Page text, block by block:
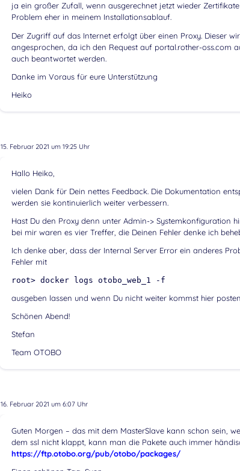
ja ein großer Zufall, wenn ausgerechnet jetzt wieder
Problem eher in meinem Installationsablauf.
Der Zugriff auf das Internet erfolgt über einen Proxy. Dieser
angesprochen, da ich den Request auf portal.rother-oss.com
auch beantwortet werden.
Danke im Voraus für eure Unterstützung
Heiko
15. Februar 2021 um 19:25 Uhr
Hallo Heiko,
vielen Dank für Dein nettes Feedback. Die Dokumentation
werden sie kontinuierlich weiter verbessern.
Hast Du den Proxy denn unter Admin-> Systemkonfiguration
bei mir waren es vier Treffer, die Deinen Fehler denke ich
Ich denke aber, dass der Internal Server Error ein anderes
Fehler mit
root> docker logs otobo_web_1 -f
ausgeben lassen und wenn Du nicht weiter kommst hier
Schönen Abend!
Stefan
Team OTOBO
16. Februar 2021 um 6:07 Uhr
Guten Morgen – das mit dem MasterSlave kann schon sein,
dem ssl nicht klappt, kann man die Pakete auch immer
https://ftp.otobo.org/pub/otobo/packages/